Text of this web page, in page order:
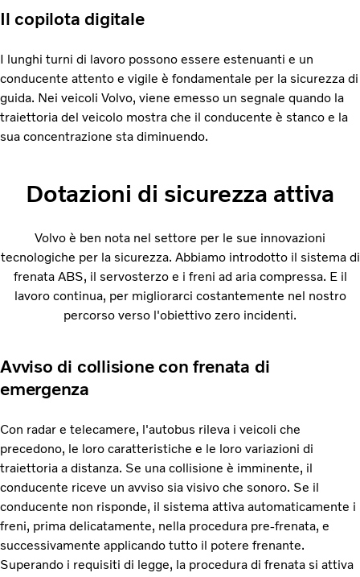
Il copilota digitale
I lunghi turni di lavoro possono essere estenuanti e un
conducente attento e vigile è fondamentale per la sicurezza di
guida. Nei veicoli Volvo, viene emesso un segnale quando la
traiettoria del veicolo mostra che il conducente è stanco e la
sua concentrazione sta diminuendo.
Dotazioni di sicurezza attiva
Volvo è ben nota nel settore per le sue innovazioni
tecnologiche per la sicurezza. Abbiamo introdotto il sistema di
frenata ABS, il servosterzo e i freni ad aria compressa. E il
lavoro continua, per migliorarci costantemente nel nostro
percorso verso l'obiettivo zero incidenti.
Avviso di collisione con frenata di
emergenza
Con radar e telecamere, l'autobus rileva i veicoli che
precedono, le loro caratteristiche e le loro variazioni di
traiettoria a distanza. Se una collisione è imminente, il
conducente riceve un avviso sia visivo che sonoro. Se il
conducente non risponde, il sistema attiva automaticamente i
freni, prima delicatamente, nella procedura pre-frenata, e
successivamente applicando tutto il potere frenante.
Superando i requisiti di legge, la procedura di frenata si attiva